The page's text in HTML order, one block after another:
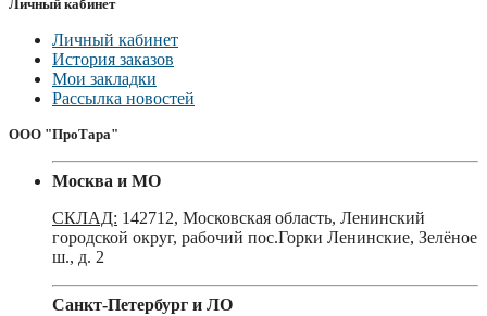
Личный кабинет
Личный кабинет
История заказов
Мои закладки
Рассылка новостей
ООО "ПроТара"
Москва и МО
СКЛАД: 142712, Московская область, Ленинский
городской округ, рабочий пос.Горки Ленинские, Зелёное
ш., д. 2
Санкт-Петербург и ЛО